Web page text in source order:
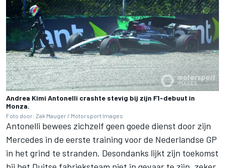
Andrea Kimi Antonelli crashte stevig bij zijn F1-debuut in
Monza.
Foto door: Zak Mauger / Motorsport Images
Antonelli bewees zichzelf geen goede dienst door zijn
Mercedes in de eerste training voor de Nederlandse GP
in het grind te stranden. Desondanks lijkt zijn toekomst